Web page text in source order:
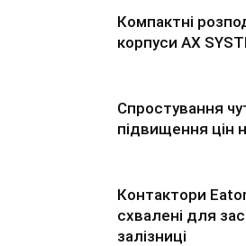
Компактні
корпуси AX
Спростування
підвищення цін
Контактори
схвалені для
залізниці